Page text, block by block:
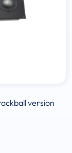
version